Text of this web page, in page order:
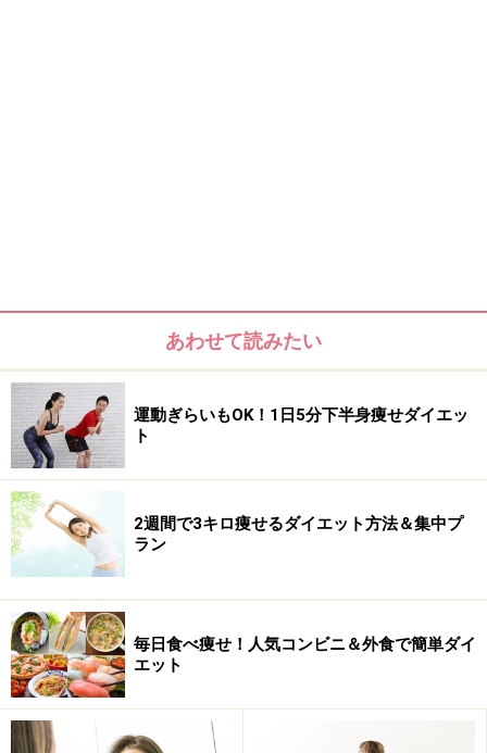
※記事内容は執筆時点のものです。最新の内容をご確認くださ
い。
※個人の体質、また、誤った方法による実践に起因して肌荒れや
不調を引き起こす場合があります。実践の際には、必ず自身の体
質及び健康状態を十分に考慮し、正しい方法で行ってください。
また、全ての方への有効性を保証するものではありません。
/ 31 次のページへ
あわせて読みたい
運動ぎらいもOK！1日5分下半身痩せダイエッ
ト
2週間で3キロ痩せるダイエット方法＆集中プ
ラン
毎日食べ痩せ！人気コンビニ＆外食で簡単ダイ
エット